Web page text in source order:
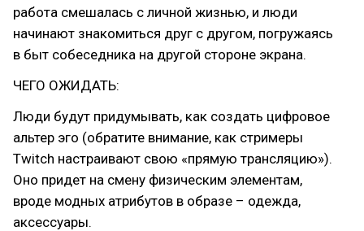
работа смешалась с личной жизнью, и люди
начинают знакомиться друг с другом, погружаясь
в быт собеседника на другой стороне экрана.
ЧЕГО ОЖИДАТЬ:
Люди будут придумывать, как создать цифровое
альтер эго (обратите внимание, как стримеры
Twitch настраивают свою «прямую трансляцию»).
Оно придет на смену физическим элементам,
вроде модных атрибутов в образе – одежда,
аксессуары.